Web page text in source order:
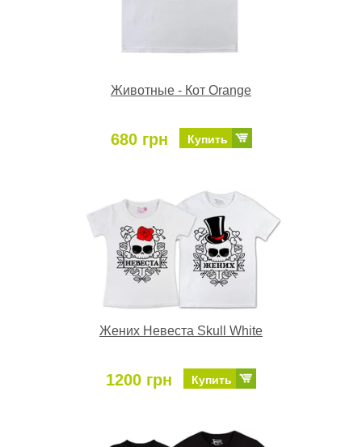
Животные - Кот Orange
680 грн Купить
Жених Невеста Skull White
1200 грн Купить